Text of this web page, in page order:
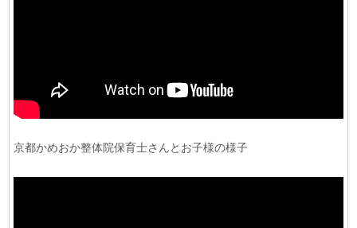
京都かめおか整体院保育士さんとお子様の様子